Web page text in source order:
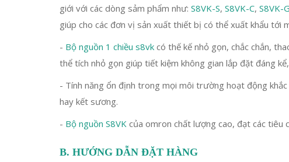
giới với các dòng sảm phẩm như: S8VK-S, S8VK-C, S8VK-G
giúp cho các đơn vị sản xuất thiết bị có thể xuất khẩu tới
- Bộ nguồn 1 chiều s8vk có thế kế nhỏ gọn, chắc chắn,
thể tích nhỏ gọn giúp tiết kiệm không gian lắp đặt đáng
- Tính năng ổn định trong mọi môi trường hoạt động
hay kết sương.
- Bộ nguồn S8VK của omron chất lượng cao, đạt các tiêu
B. HƯỚNG DẪN ĐẶT HÀNG